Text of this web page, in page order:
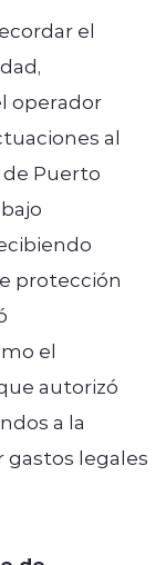
el
operador
al
Puerto
protección
el
autorizó
a la
gastos legales